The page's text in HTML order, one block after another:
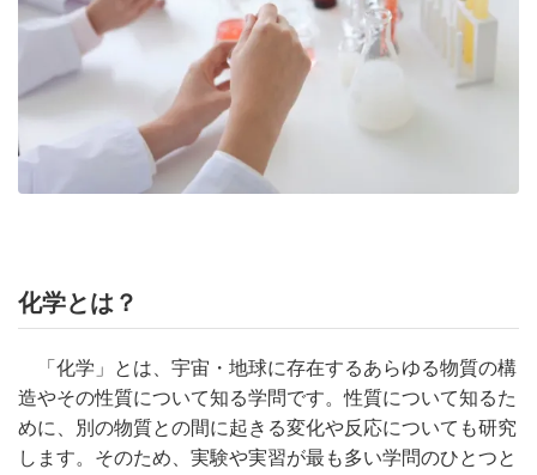
化学とは？
「化学」とは、宇宙・地球に存在するあらゆる物質の構
造やその性質について知る学問です。性質について知るた
めに、別の物質との間に起きる変化や反応についても研究
します。そのため、実験や実習が最も多い学問のひとつと